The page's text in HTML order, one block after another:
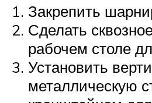
Закрепить
Сделать
рабочем столе
Установить
металлическую